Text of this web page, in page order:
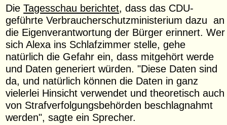
DieTagesschau berichtet, dass das CDU-
geführte Verbraucherschutzministerium dazu an
die Eigenverantwortung der Bürger erinnert. Wer
sich Alexa ins Schlafzimmer stelle, gehe
natürlich die Gefahr ein, dass mitgehört werde
und Daten generiert würden. "Diese Daten sind
da, und natürlich können die Daten in ganz
vielerlei Hinsicht verwendet und theoretisch auch
von Strafverfolgungsbehörden beschlagnahmt
werden", sagte ein Sprecher.